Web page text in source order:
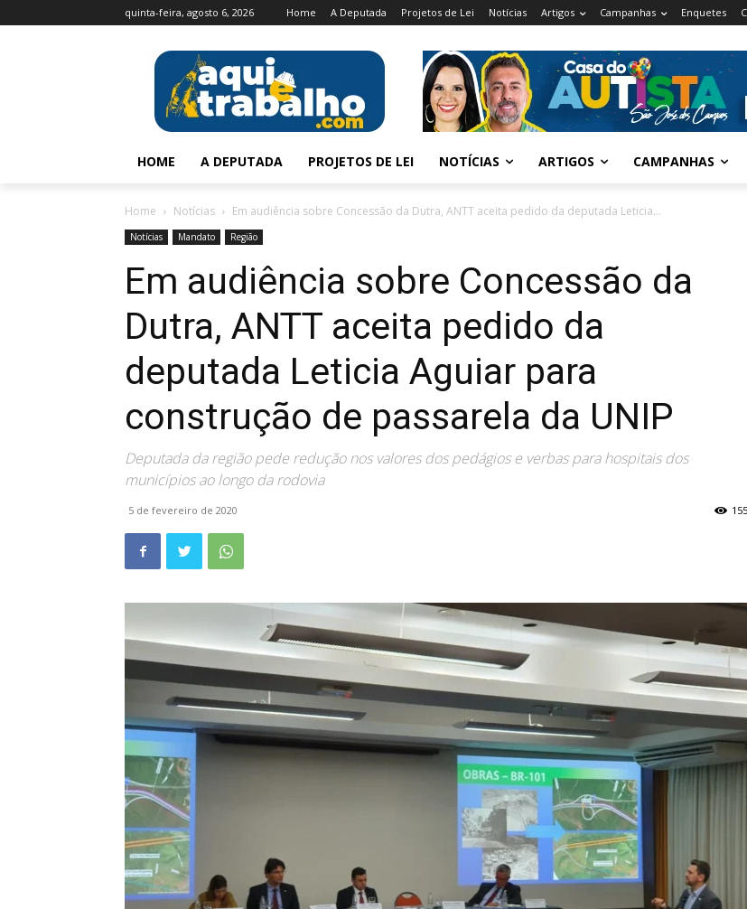
quinta-feira, agosto 6, 2026 Home A Deputada Projetos de Lei Notícias Artigos Campanhas Enquetes
HOME A DEPUTADA PROJETOS DE LEI NOTÍCIAS ARTIGOS CAMPANHAS
Home Notícias Em audiência sobre Concessão da Dutra, ANTT aceita pedido da deputada Leticia...
Notícias Mandato Região
Em audiência sobre Concessão da
Dutra, ANTT aceita pedido da
deputada Leticia Aguiar para
construção de passarela da UNIP
Deputada da região pede redução nos valores dos pedágios e verbas para hospitais dos
municípios ao longo da rodovia
5 de fevereiro de 2020